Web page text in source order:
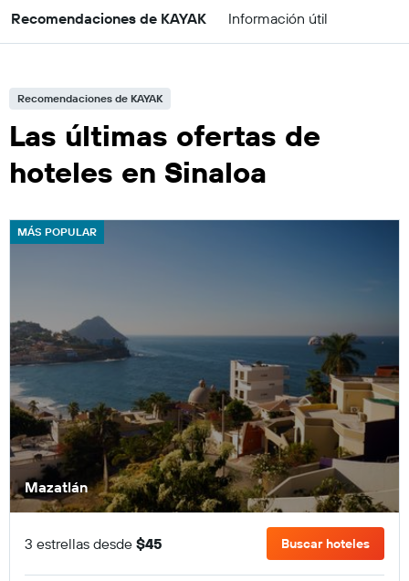
Recomendaciones de KAYAK Información útil
Recomendaciones de KAYAK
Las últimas ofertas de
hoteles en Sinaloa
MÁS POPULAR
Mazatlán
3 estrellas desde $45 Buscar hoteles